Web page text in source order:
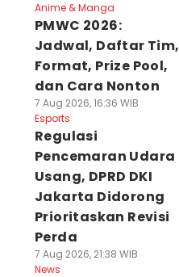
Anime & Manga
PMWC 2026:
Jadwal, Daftar Tim,
Format, Prize Pool,
dan Cara Nonton
7 Aug 2026, 16:36 WIB
Esports
Regulasi
Pencemaran Udara
Usang, DPRD DKI
Jakarta Didorong
Prioritaskan Revisi
Perda
7 Aug 2026, 21:38 WIB
News